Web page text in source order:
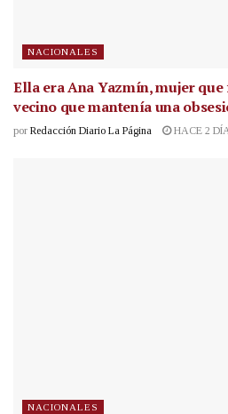
NACIONALES
Ella era Ana Yazmín, mujer
vecino que mantenía una
por Redacción Diario La Página HACE 2
NACIONALES